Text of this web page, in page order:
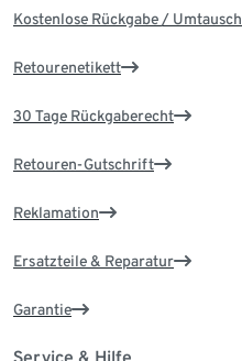
Kostenlose Rückgabe / Umtausch
Retourenetikett
30 Tage Rückgaberecht
Retouren-Gutschrift
Reklamation
Ersatzteile & Reparatur
Garantie